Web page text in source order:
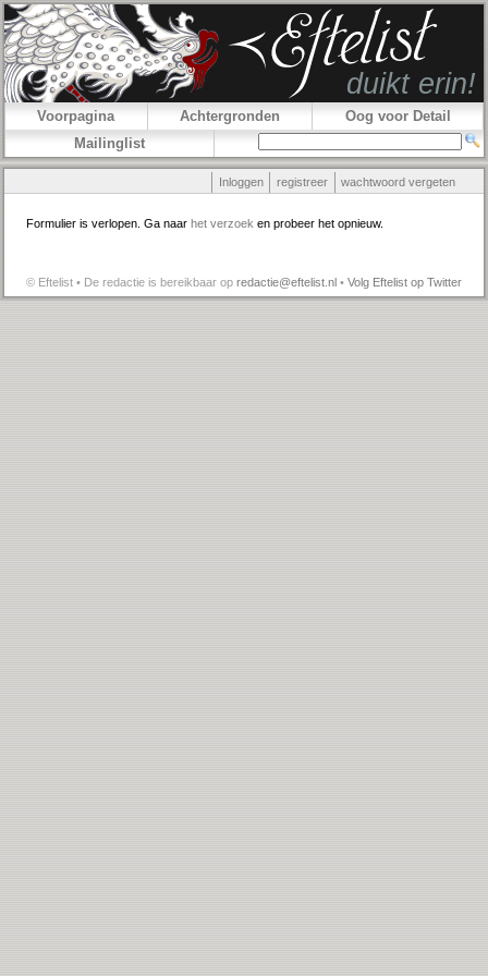
Voorpagina Achtergronden
Oog voor Detail
Mailinglist
Inloggen registreer wachtwoord vergeten
Formulier is verlopen. Ga naar het verzoek en probeer het opnieuw.
© Eftelist • De redactie is bereikbaar op redactie@eftelist.nl • Volg Eftelist op Twitter